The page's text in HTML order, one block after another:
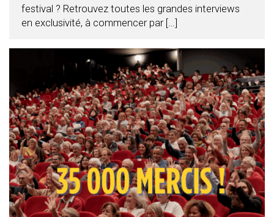
festival ? Retrouvez toutes les grandes interviews
en exclusivité, à commencer par […]